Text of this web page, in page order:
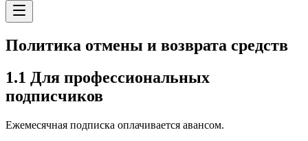
Политика отмены и возврата средств
1.1 Для профессиональных
подписчиков
Ежемесячная подписка оплачивается авансом.